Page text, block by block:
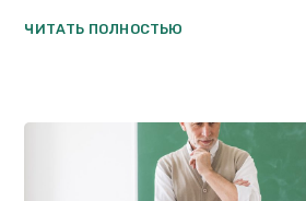
ЧИТАТЬ ПОЛНОСТЬЮ